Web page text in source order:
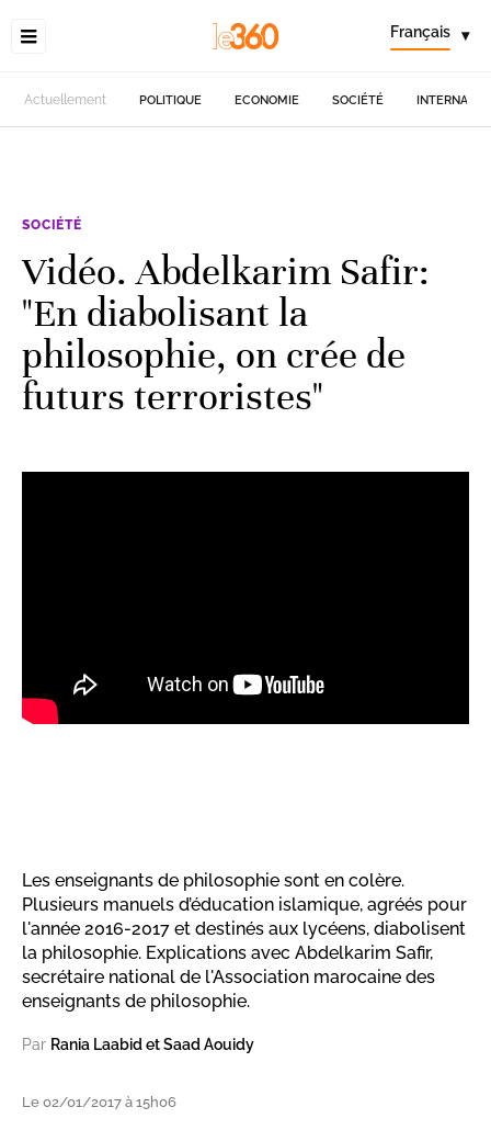
Français ▾
Actuellement POLITIQUE ECONOMIE SOCIÉTÉ
SOCIÉTÉ
Vidéo. Abdelkarim Safir:
"En diabolisant la
philosophie, on crée de
futurs terroristes"
Les enseignants de philosophie sont en colère.
Plusieurs manuels d’éducation islamique, agréés pour
l'année 2016-2017 et destinés aux lycéens, diabolisent
la philosophie. Explications avec Abdelkarim Safir,
secrétaire national de l'Association marocaine des
enseignants de philosophie.
Par Rania Laabid et Saad Aouidy
Le 02/01/2017 à 15h06